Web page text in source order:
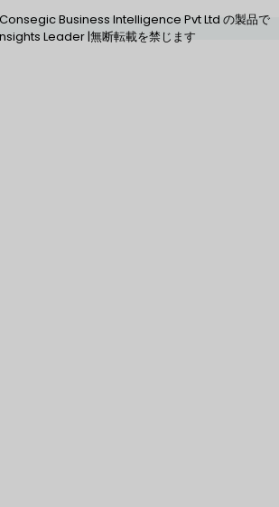
Business Intelligence Pvt Ltd の製品で
Leader |無断転載を禁じます